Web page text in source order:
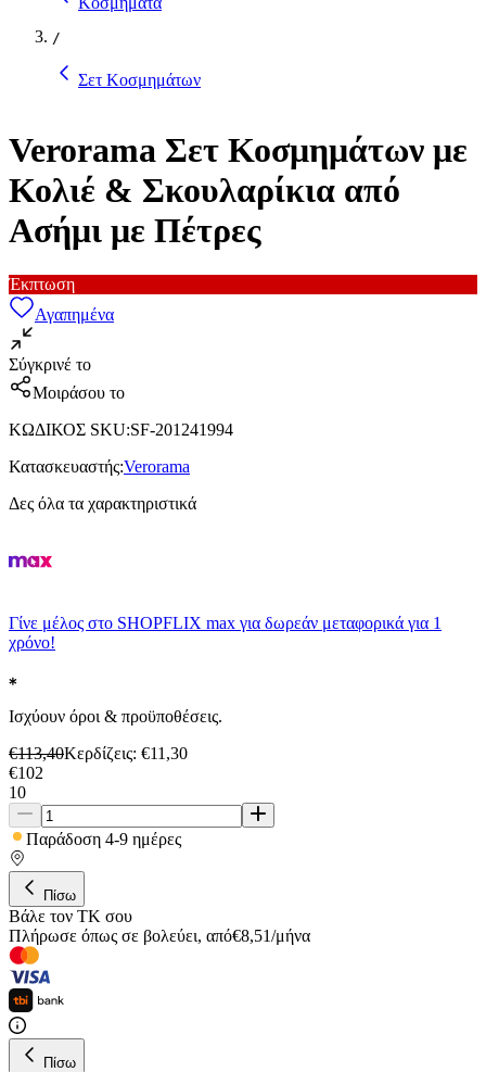
/
Σετ Κοσμημάτων
Verorama Σετ Κοσμημάτων με
Κολιέ & Σκουλαρίκια από
Ασήμι με Πέτρες
Έκπτωση
Αγαπημένα
Σύγκρινέ το
Μοιράσου το
ΚΩΔΙΚΟΣ SKU:SF-201241994
Κατασκευαστής:Verorama
Δες όλα τα χαρακτηριστικά
Γίνε μέλος στο SHOPFLIX max για δωρεάν μεταφορικά για 1
χρόνο!
Ισχύουν όροι & προϋποθέσεις.
€113,40Κερδίζεις: €11,30
€102
10
Παράδοση 4-9 ημέρες
Πίσω
Βάλε τον ΤΚ σου
Πλήρωσε όπως σε βολεύει, από€8,51/μήνα
Πίσω